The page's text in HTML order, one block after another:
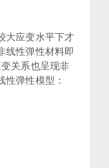
大应变水平下才
线性弹性材料即
关系也呈现非
性弹性模型：